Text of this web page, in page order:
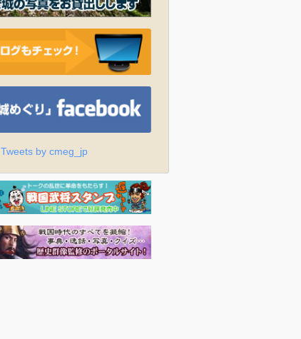
Tweets by cmeg_jp